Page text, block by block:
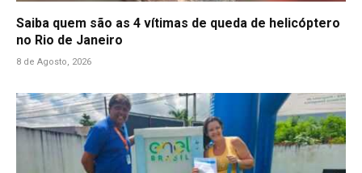
Saiba quem são as 4 vítimas de queda de helicóptero
no Rio de Janeiro
8 de Agosto, 2026